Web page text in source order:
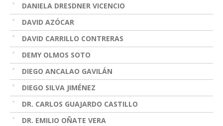
DANIELA DRESDNER VICENCIO
DAVID AZÓCAR
DAVID CARRILLO CONTRERAS
DEMY OLMOS SOTO
DIEGO ANCALAO GAVILÁN
DIEGO SILVA JIMÉNEZ
DR. CARLOS GUAJARDO CASTILLO
DR. EMILIO OÑATE VERA